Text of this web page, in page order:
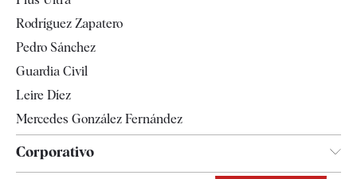
Televisión
Rodríguez Zapatero
Pedro Sánchez
Guardia Civil
Leire Díez
Mercedes González Fernández
Corporativo